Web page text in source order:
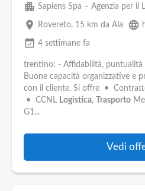
apartment Sapiens Spa – Agenzia per il
place Rovereto, 15 km da Ala language
event_available 4 settimane fa
trentino; - Affidabilità, puntualità
Buone capacità organizzative e
con il cliente. Si offre •
• CCNL Logistica, Trasporto
G1...
Vedi